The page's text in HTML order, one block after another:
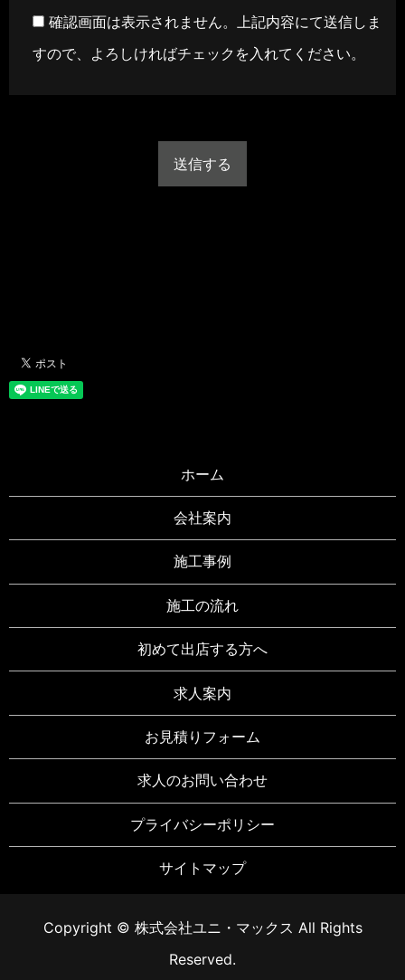
確認画面は表示されません。上記内容にて送信しま
すので、よろしければチェックを入れてください。
ホーム
会社案内
施工事例
施工の流れ
初めて出店する方へ
求人案内
お見積りフォーム
求人のお問い合わせ
プライバシーポリシー
サイトマップ
Copyright © 株式会社ユニ・マックス All Rights
Reserved.